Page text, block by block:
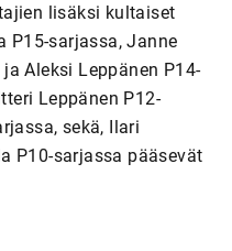
lisäksi kultaiset
P15-sarjassa, Janne
Aleksi Leppänen P14-
Leppänen P12-
sekä, Ilari
P10-sarjassa pääsevät